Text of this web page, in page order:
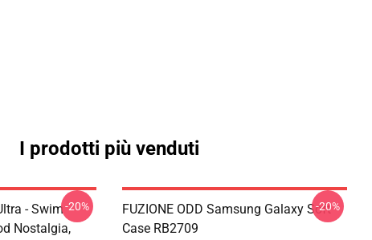
I prodotti più venduti
- Swim
Nostalgia,
-20%
FUZIONE ODD Samsung Galaxy Soft
Case RB2709
-20%